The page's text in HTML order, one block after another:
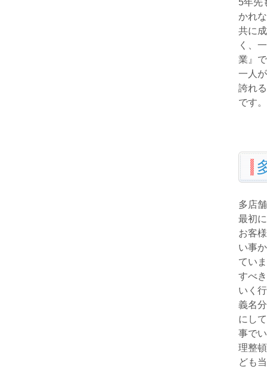
5年先
かれ
共に
く、
業』
一人
誇れ
です。
多店
最初
お客
い事
てい
すべ
いく
義名
にし
事で
理整
ども